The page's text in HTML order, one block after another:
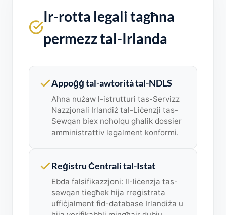
Ir-rotta legali tagħna
permezz tal-Irlanda
Appoġġ tal-awtorità tal-NDLS
Aħna nużaw l-istrutturi tas-Servizz
Nazzjonali Irlandiż tal-Liċenzji tas-
Sewqan biex noħolqu għalik dossier
amministrattiv legalment konformi.
Reġistru Ċentrali tal-Istat
Ebda falsifikazzjoni: Il-liċenzja tas-
sewqan tiegħek hija rreġistrata
uffiċjalment fid-database Irlandiża u